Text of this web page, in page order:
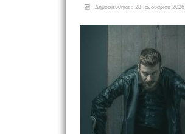
Δημοσιεύθηκε : 28 Ιανουαρίου 2026